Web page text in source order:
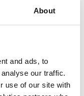
About
and ads, to
our traffic.
use of our site with
O1605 On/Off
O1611 On/Off
O1607 On/Off